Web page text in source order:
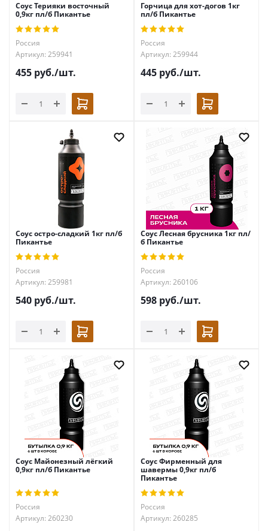
Соус Терияки восточный
0,9кг пл/б Пикантье
Россия
Артикул: 259941
455 руб./шт.
Горчица для хот-догов 1кг
пл/б Пикантье
Россия
Артикул: 259944
445 руб./шт.
Соус остро-сладкий 1кг пл/б
Пикантье
Россия
Артикул: 259981
540 руб./шт.
Соус Лесная брусника 1кг пл/
б Пикантье
Россия
Артикул: 260106
598 руб./шт.
Соус Майонезный лёгкий
0,9кг пл/б Пикантье
Россия
Артикул: 260230
Соус Фирменный для
шавермы 0,9кг пл/б
Пикантье
Россия
Артикул: 260285